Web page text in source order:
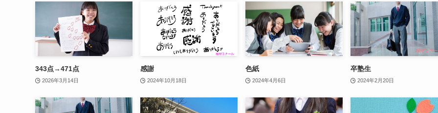
343点→471点
2026年3月14日
感謝
2024年10月18日
色紙
2024年4月6日
卒塾生
2024年2月20日